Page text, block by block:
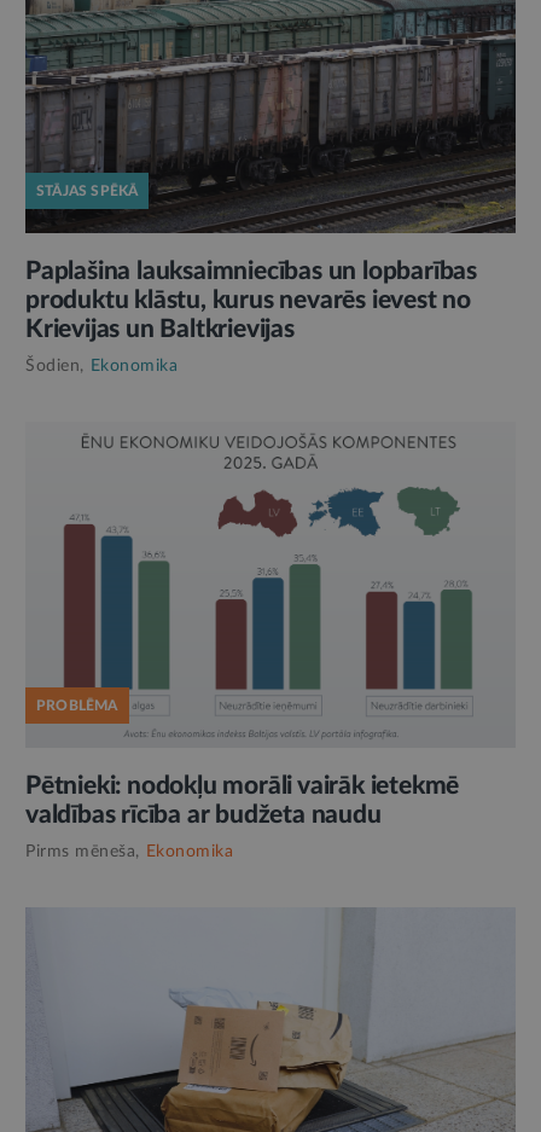
STĀJAS SPĒKĀ
Paplašina lauksaimniecības un lopbarības
produktu klāstu, kurus nevarēs ievest no
Krievijas un Baltkrievijas
Šodien, Ekonomika
PROBLĒMA
Pētnieki: nodokļu morāli vairāk ietekmē
valdības rīcība ar budžeta naudu
Pirms mēneša, Ekonomika